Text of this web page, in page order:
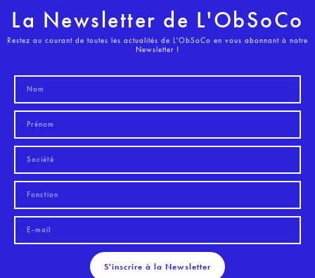
La Newsletter de L'ObSoCo
Restez au courant de toutes les actualités de L'ObSoCo en vous abonnant à notre
Newsletter !
S'inscrire à la Newsletter